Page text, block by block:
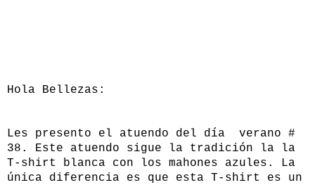
Hola Bellezas:
Les presento el atuendo del día verano #
38. Este atuendo sigue la tradición la la
T-shirt blanca con los mahones azules. La
única diferencia es que esta T-shirt es un